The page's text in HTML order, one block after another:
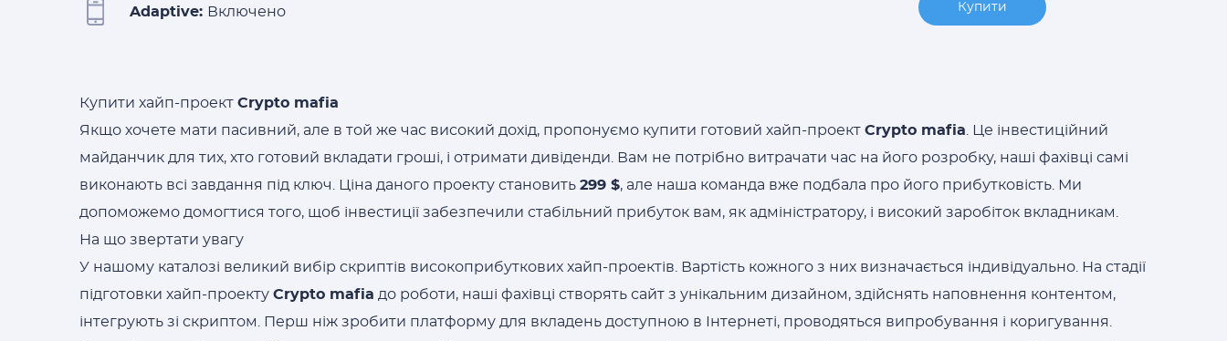
Adaptive: Включено Купити
Купити хайп-проект Crypto mafia
Якщо хочете мати пасивний, але в той же час високий дохід, пропонуємо купити готовий хайп-проект Crypto mafia . Це інвестиційний
майданчик для тих, хто готовий вкладати гроші, і отримати дивіденди. Вам не потрібно витрачати час на його розробку, наші фахівці самі
виконають всі завдання під ключ. Ціна даного проекту становить 299 $, але наша команда вже подбала про його прибутковість. Ми
допоможемо домогтися того, щоб інвестиції забезпечили стабільний прибуток вам, як адміністратору, і високий заробіток вкладникам.
На що звертати увагу
У нашому каталозі великий вибір скриптів високоприбуткових хайп-проектів. Вартість кожного з них визначається індивідуально. На стадії
підготовки хайп-проекту Crypto mafia до роботи, наші фахівці створять сайт з унікальним дизайном, здійснять наповнення контентом,
інтегрують зі скриптом. Перш ніж зробити платформу для вкладень доступною в Інтернеті, проводяться випробування і коригування.